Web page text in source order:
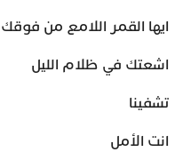
ايها القمر اللامع من فوقك
اشعتك في ظلام الليل
تشفينا
انت الأمل